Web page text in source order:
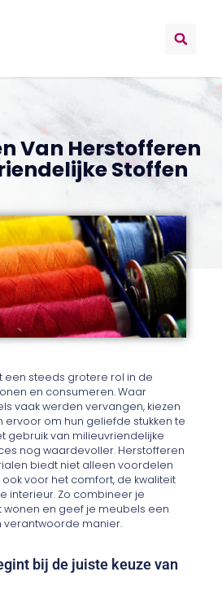
Van Herstofferen
Stoffen
een steeds grotere rol in de
en consumeren. Waar
vaak werden vervangen, kiezen
om hun geliefde stukken te
gebruik van milieuvriendelijke
nog waardevoller. Herstofferen
biedt niet alleen voordelen
voor het comfort, de kwaliteit
interieur. Zo combineer je
en geef je meubels een
manier.
bij de juiste keuze van